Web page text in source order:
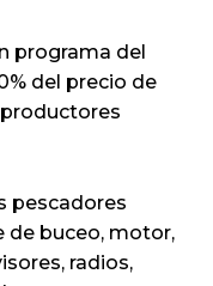
programa del
del precio de
pescadores
de buceo, motor,
radios,